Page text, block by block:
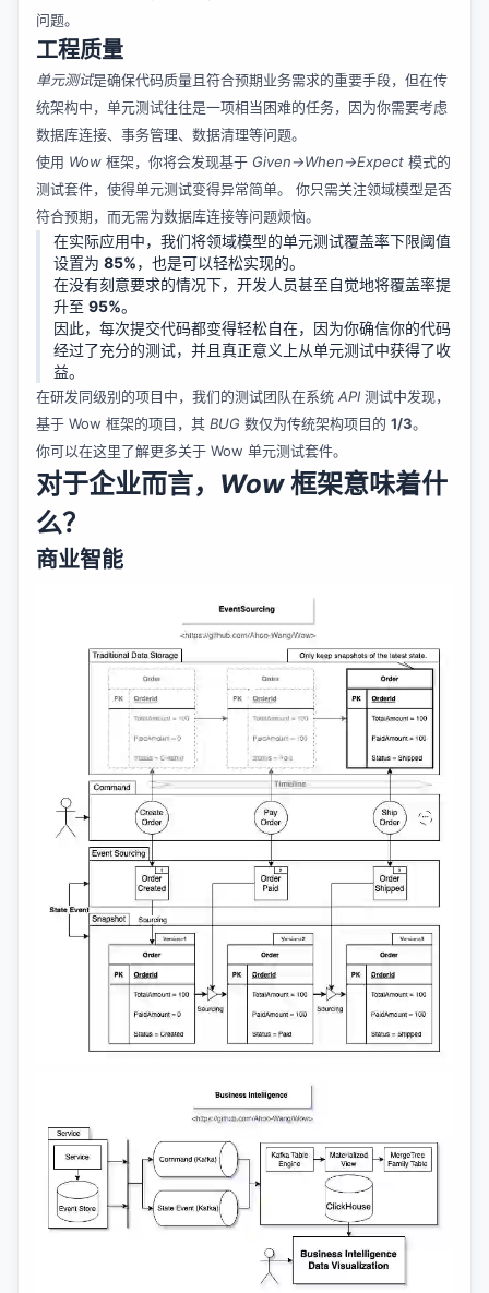
问题。
工程质量
单元测试是确保代码质量且符合预期业务需求的重要手段，但在传
统架构中，单元测试往往是一项相当困难的任务，因为你需要考虑
数据库连接、事务管理、数据清理等问题。
使用 Wow 框架，你将会发现基于 Given->When->Expect 模式的
测试套件，使得单元测试变得异常简单。 你只需关注领域模型是否
符合预期，而无需为数据库连接等问题烦恼。
在实际应用中，我们将领域模型的单元测试覆盖率下限阈值
设置为 85%，也是可以轻松实现的。
在没有刻意要求的情况下，开发人员甚至自觉地将覆盖率提
升至 95%。
因此，每次提交代码都变得轻松自在，因为你确信你的代码
经过了充分的测试，并且真正意义上从单元测试中获得了收
益。
在研发同级别的项目中，我们的测试团队在系统 API 测试中发现，
基于 Wow 框架的项目，其 BUG 数仅为传统架构项目的 1/3。
你可以在这里了解更多关于 Wow 单元测试套件。
对于企业而言， Wow 框架意味着什
么？
商业智能